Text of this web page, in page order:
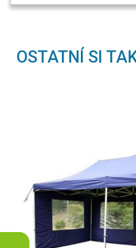
OSTATNÍ SI